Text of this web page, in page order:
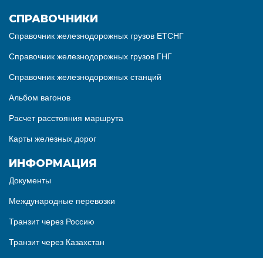
СПРАВОЧНИКИ
Справочник железнодорожных грузов ЕТСНГ
Справочник железнодорожных грузов ГНГ
Справочник железнодорожных станций
Альбом вагонов
Расчет расстояния маршрута
Карты железных дорог
ИНФОРМАЦИЯ
Документы
Международные перевозки
Транзит через Россию
Транзит через Казахстан